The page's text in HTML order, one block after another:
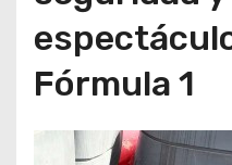
Fórmula 1